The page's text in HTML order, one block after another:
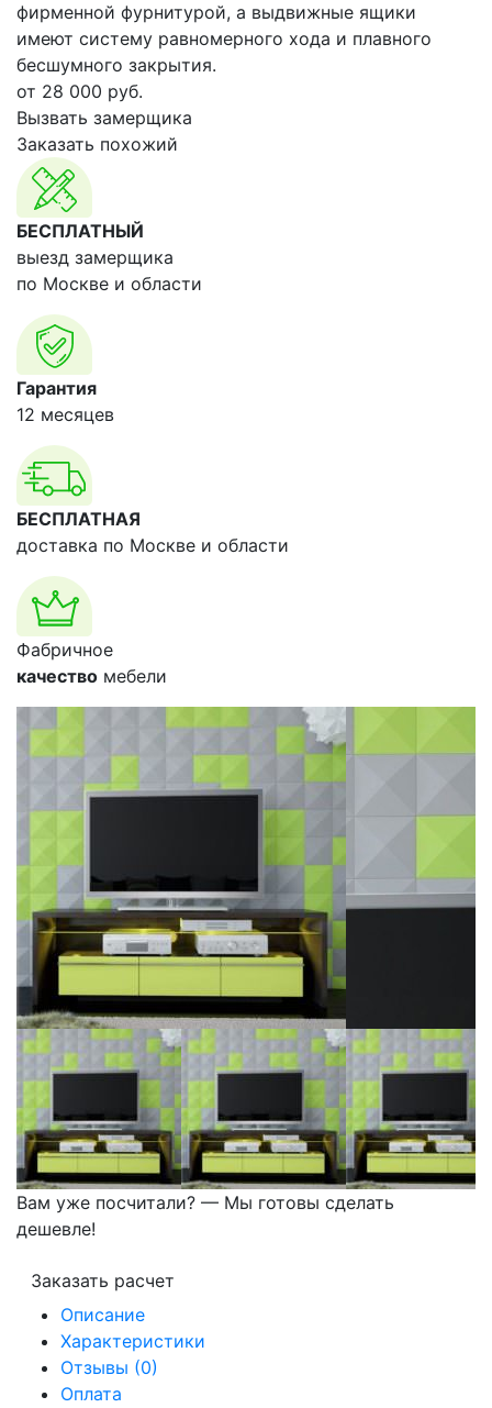
фирменной фурнитурой, а выдвижные ящики
имеют систему равномерного хода и плавного
бесшумного закрытия.
от 28 000 руб.
Вызвать замерщика
Заказать похожий
БЕСПЛАТНЫЙ
выезд замерщика
по Москве и области
Гарантия
12 месяцев
БЕСПЛАТНАЯ
доставка по Москве и области
Фабричное
качество мебели
Вам уже посчитали? — Мы готовы сделать
дешевле!
Заказать расчет
Описание
Характеристики
Отзывы (0)
Оплата